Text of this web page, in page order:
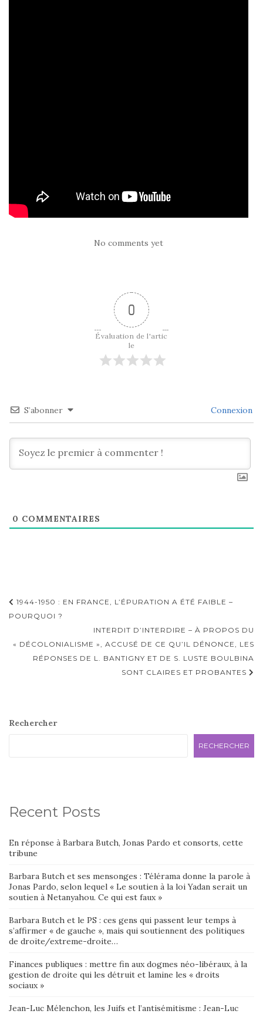
No comments yet
0
Évaluation de l'artic
le
S’abonner Connexion
0 COMMENTAIRES
Navigation
d'article
1944-1950 : EN FRANCE, L’ÉPURATION A ÉTÉ FAIBLE –
POURQUOI ?
INTERDIT D’INTERDIRE – À PROPOS DU
« DÉCOLONIALISME », ACCUSÉ DE CE QU’IL DÉNONCE, LES
RÉPONSES DE L. BANTIGNY ET DE S. LUSTE BOULBINA
SONT CLAIRES ET PROBANTES
Rechercher
RECHERCHER
Recent Posts
En réponse à Barbara Butch, Jonas Pardo et consorts, cette
tribune
Barbara Butch et ses mensonges : Télérama donne la parole à
Jonas Pardo, selon lequel « Le soutien à la loi Yadan serait un
soutien à Netanyahou. Ce qui est faux »
Barbara Butch et le PS : ces gens qui passent leur temps à
s’affirmer « de gauche », mais qui soutiennent des politiques
de droite/extreme-droite…
Finances publiques : mettre fin aux dogmes néo-libéraux, à la
gestion de droite qui les détruit et lamine les « droits
sociaux »
Jean-Luc Mélenchon, les Juifs et l’antisémitisme : Jean-Luc